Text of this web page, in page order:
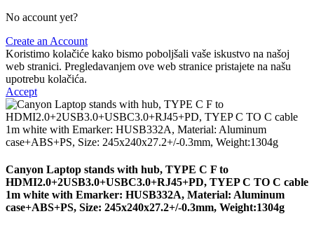
No account yet?
Create an Account
Koristimo kolačiće kako bismo poboljšali vaše iskustvo na našoj
web stranici. Pregledavanjem ove web stranice pristajete na našu
upotrebu kolačića.
Accept
Canyon Laptop stands with hub, TYPE C F to
HDMI2.0+2USB3.0+USBC3.0+RJ45+PD, TYEP C TO C cable
1m white with Emarker: HUSB332A, Material: Aluminum
case+ABS+PS, Size: 245x240x27.2+/-0.3mm, Weight:1304g